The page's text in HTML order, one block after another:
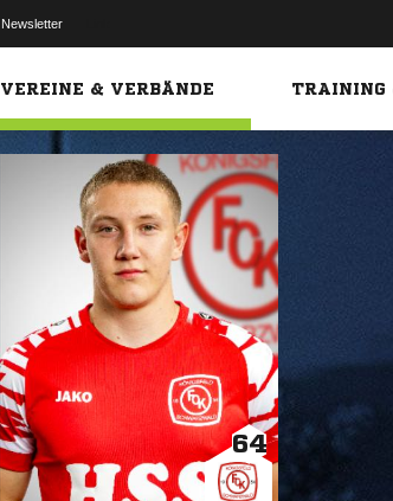
Newsletter
VEREINE & VERBÄNDE TRAINING
64